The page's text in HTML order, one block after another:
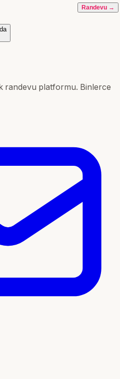
Randevu →
randevu platformu. Binlerce